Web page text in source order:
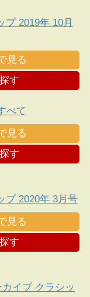
プ 2019年 10月
見る
す
べて
見る
す
プ 2020年 3月号
見る
す
イブ クラシッ